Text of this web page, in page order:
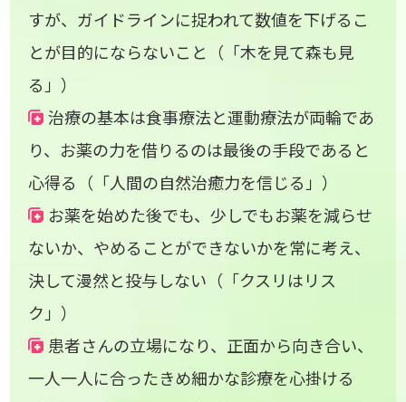
すが、ガイドラインに捉われて数値を下げるこ
とが目的にならないこと（「木を見て森も見
る」）
治療の基本は食事療法と運動療法が両輪であ
り、お薬の力を借りるのは最後の手段であると
心得る（「人間の自然治癒力を信じる」）
お薬を始めた後でも、少しでもお薬を減らせ
ないか、やめることができないかを常に考え、
決して漫然と投与しない（「クスリはリス
ク」）
患者さんの立場になり、正面から向き合い、
一人一人に合ったきめ細かな診療を心掛ける